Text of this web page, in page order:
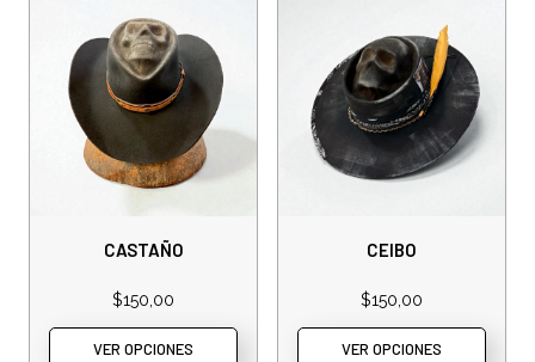
CASTAÑO
$150,00
VER OPCIONES
CEIBO
$150,00
VER OPCIONES